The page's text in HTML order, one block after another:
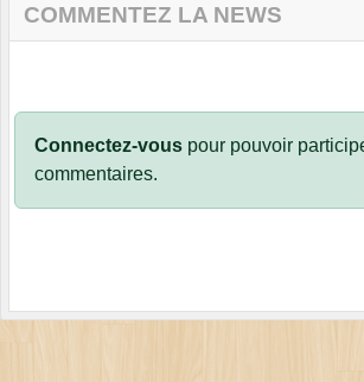
COMMENTEZ LA NEWS
Connectez-vous pour pouvoir
commentaires.